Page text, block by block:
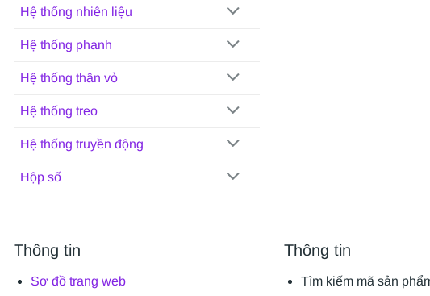
Hệ thống nhiên liệu
Hệ thống phanh
Hệ thống thân vỏ
Hệ thống treo
Hệ thống truyền động
Hộp số
Thông tin
Sơ đồ trang web
Thông tin
Tìm kiếm mã sản